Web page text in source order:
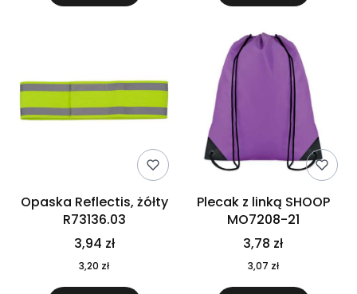
Opaska Reflectis, żółty
R73136.03
3,94 zł
3,20 zł
Plecak z linką SHOOP
MO7208-21
3,78 zł
3,07 zł